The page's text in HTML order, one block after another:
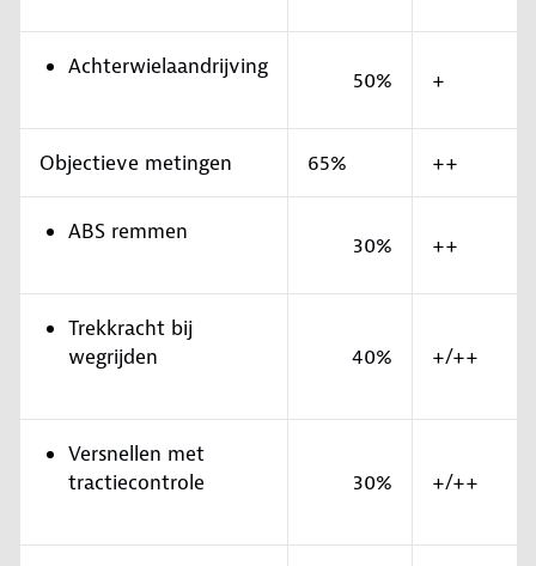
Achterwielaandrijving
50% +
Objectieve metingen 65% ++
ABS remmen
30% ++
Trekkracht bij
wegrijden
40% +/++
Versnellen met
tractiecontrole
30% +/++